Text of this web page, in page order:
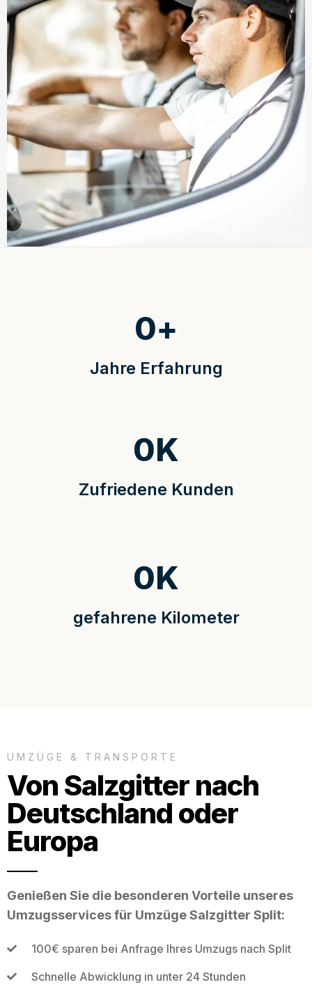
Jahre Erfahrung
0+
Zufriedene Kunden
0K
gefahrene Kilometer
0K
UMZÜGE & TRANSPORTE
Von Salzgitter nach
Deutschland oder
Europa
Genießen Sie die besonderen Vorteile unseres
Umzugsservices für Umzüge Salzgitter Split:
100€ sparen bei Anfrage Ihres Umzugs nach Split
Schnelle Abwicklung in unter 24 Stunden